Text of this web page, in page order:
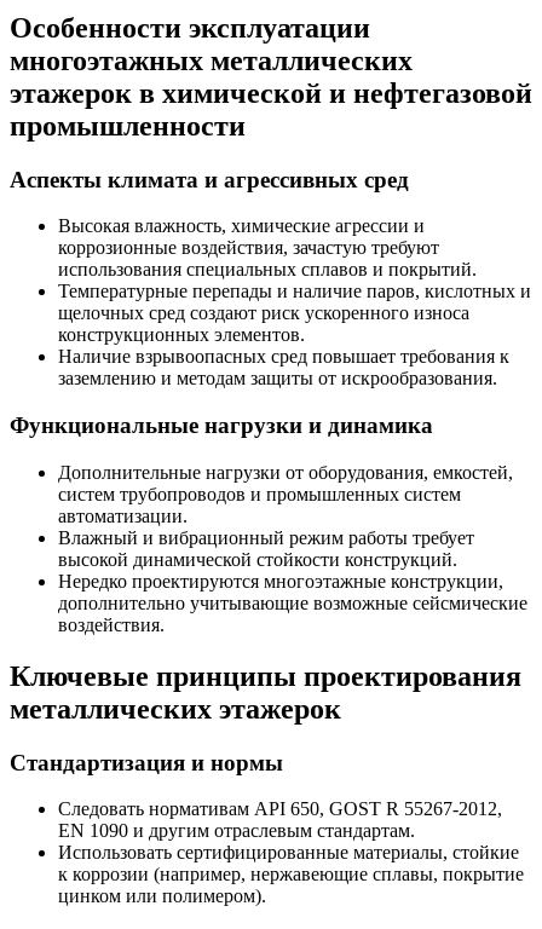
Особенности эксплуатации
многоэтажных металлических
этажерок в химической и нефтегазовой
промышленности
Аспекты климата и агрессивных сред
Высокая влажность, химические агрессии и
коррозионные воздействия, зачастую требуют
использования специальных сплавов и покрытий.
Температурные перепады и наличие паров, кислотных и
щелочных сред создают риск ускоренного износа
конструкционных элементов.
Наличие взрывоопасных сред повышает требования к
заземлению и методам защиты от искрообразования.
Функциональные нагрузки и динамика
Дополнительные нагрузки от оборудования, емкостей,
систем трубопроводов и промышленных систем
автоматизации.
Влажный и вибрационный режим работы требует
высокой динамической стойкости конструкций.
Нередко проектируются многоэтажные конструкции,
дополнительно учитывающие возможные сейсмические
воздействия.
Ключевые принципы проектирования
металлических этажерок
Стандартизация и нормы
Следовать нормативам API 650, GOST R 55267-2012,
EN 1090 и другим отраслевым стандартам.
Использовать сертифицированные материалы, стойкие
к коррозии (например, нержавеющие сплавы, покрытие
цинком или полимером).